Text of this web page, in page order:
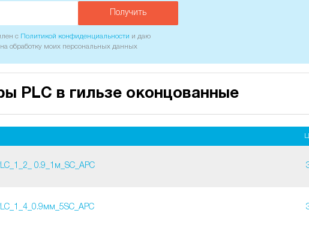
Получить
с Политикой конфиденциальности и даю
на обработку моих персональных данных
PLC в гильзе оконцованные
0.9_1м_SC_APC